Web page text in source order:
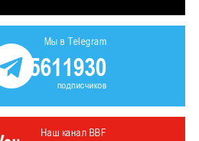
Мы в Telegram
5611930
подписчиков
Наш канал BBF